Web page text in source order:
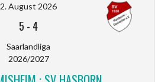
2. August 2026
5 - 4
Saarlandliga
2026/2027